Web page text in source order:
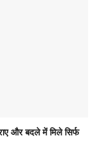
और बदले में मिले सिर्फ